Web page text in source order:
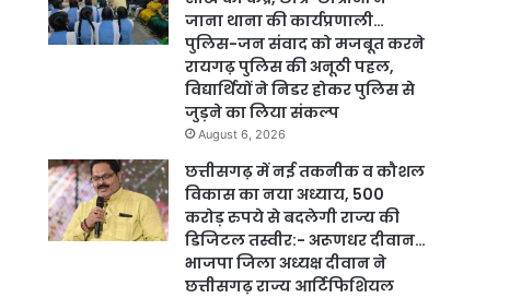
जाना थाना की कार्यप्रणाली…
पुलिस-जन संवाद को मजबूत करने
रायगढ़ पुलिस की अनूठी पहल,
विद्यार्थियों ने निडर होकर पुलिस से
जुड़ने का लिया संकल्प
August 6, 2026
छत्तीसगढ़ में नई तकनीक व कौशल
विकास का नया अध्याय, 500
करोड़ रुपये से बदलेगी राज्य की
डिजिटल तस्वीर:- अरूणधर दीवान…
भाजपा जिला अध्यक्ष दीवान ने
छत्तीसगढ़ राज्य आर्टिफिशियल